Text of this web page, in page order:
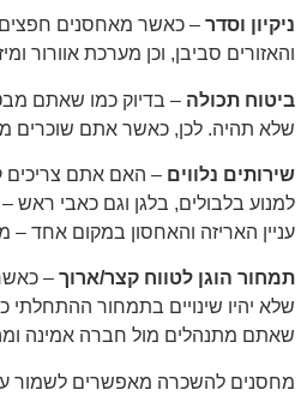
ניקיון וסדר – כאשר מאחסנים חפצים
והאזורים סביבן, וכן מערכת אוורור
ביטוח תכולה – בדיוק כמו שאתם
שלא תהיה. לכן, כאשר אתם שוכרים
שירותים נלווים – האם אתם צריכים
למנוע בלבולים, בלגן וגם כאבי ראש
עניין האריזה והאחסון במקום אחד –
תמחור הוגן לטווח קצר/ארוך –
שלא יהיו שינויים בתמחור
שאתם מתנהלים מול חברה אמינה
מחסנים להשכרה מאפשרים לשמור על